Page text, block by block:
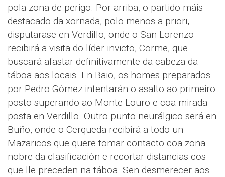
pola zona de perigo. Por arriba, o partido máis
destacado da xornada, polo menos a priori,
disputarase en Verdillo, onde o San Lorenzo
recibirá a visita do líder invicto, Corme, que
buscará afastar definitivamente da cabeza da
táboa aos locais. En Baio, os homes preparados
por Pedro Gómez intentarán o asalto ao primeiro
posto superando ao Monte Louro e coa mirada
posta en Verdillo. Outro punto neurálgico será en
Buño, onde o Cerqueda recibirá a todo un
Mazaricos que quere tomar contacto coa zona
nobre da clasificación e recortar distancias cos
que lle preceden na táboa. Sen desmerecer aos